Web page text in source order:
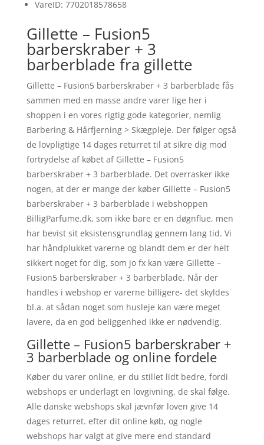
VareID: 7702018578658
Gillette – Fusion5
barberskraber + 3
barberblade fra gillette
Gillette – Fusion5 barberskraber + 3 barberblade fås
sammen med en masse andre varer lige her i
shoppen i en vores rigtig gode kategorier, nemlig
Barbering & Hårfjerning > Skægpleje. Der følger også
de lovpligtige 14 dages returret til at sikre dig mod
fortrydelse af købet af Gillette – Fusion5
barberskraber + 3 barberblade. Det overrasker ikke
nogen, at der er mange der køber Gillette – Fusion5
barberskraber + 3 barberblade i webshoppen
BilligParfume.dk, som ikke bare er en døgnflue, men
har bevist sit eksistensgrundlag gennem lang tid. Vi
har håndplukket varerne og blandt dem er der helt
sikkert noget for dig, som jo fx kan være Gillette –
Fusion5 barberskraber + 3 barberblade. Når der
handles i webshop er varerne billigere- det skyldes
bl.a. at sådan noget som husleje kan være meget
lavere, da en god beliggenhed ikke er nødvendig.
Gillette – Fusion5 barberskraber +
3 barberblade og online fordele
Køber du varer online, er du stillet lidt bedre, fordi
webshops er underlagt en lovgivning, de skal følge.
Alle danske webshops skal jævnfør loven give 14
dages returret. efter dit online køb, og nogle
webshops har valgt at give mere end standard